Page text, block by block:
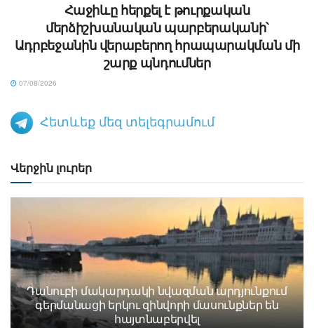
Հաջիևը հերքել է թուրքական
մերձիշխանական պարբերականի՝
Ադրբեջանին վերաբերող հրապարակման մի
շարք պնդումներ
07/08/2026
Հետևեք մեզ տելեգրամում
Վերջին լուրեր
Դանուբի մակարդակի նվազման արդյունքում
գերմանացի երկու զինվորի մասունքներ են
հայտնաբերվել